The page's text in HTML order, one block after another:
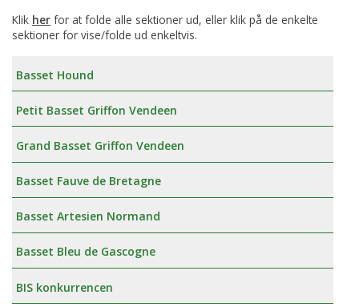
Klik her for at folde alle sektioner ud, eller klik på de enkelte
sektioner for vise/folde ud enkeltvis.
Basset Hound
Petit Basset Griffon Vendeen
Grand Basset Griffon Vendeen
Basset Fauve de Bretagne
Basset Artesien Normand
Basset Bleu de Gascogne
BIS konkurrencen